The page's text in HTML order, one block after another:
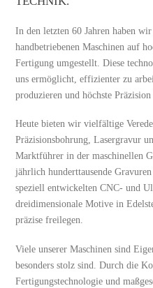
In den letzten 60 Jahren haben
handbetriebenen Maschinen auf
Fertigung umgestellt. Diese
uns ermöglicht, effizienter zu
produzieren und höchste
Heute bieten wir vielfältige
Präzisionsbohrung, Lasergravur
Marktführer in der maschinellen
jährlich hunderttausende
speziell entwickelten CNC- und
dreidimensionale Motive in
präzise freilegen.
Viele unserer Maschinen sind
besonders stolz sind. Durch die
Fertigungstechnologie und